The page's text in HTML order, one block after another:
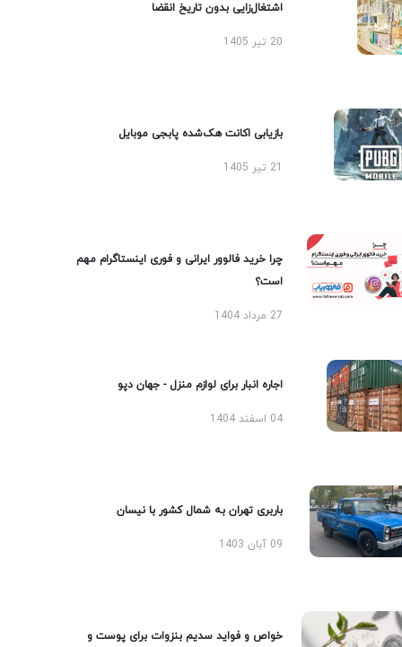
اشتغال‌زایی بدون تاریخ انقضا
20 تیر 1405
بازیابی اکانت هک‌شده پابجی موبایل
چرا خرید فالوور ایرانی و فوری اینستاگرام مهم
است؟
27 مرداد 1404
اجاره انبار برای لوازم منزل - جهان دپو
04 اسفند 1404
باربری تهران به شمال کشور با نیسان
09 آبان 1403
خواص و فواید سدیم بنزوات برای پوست و